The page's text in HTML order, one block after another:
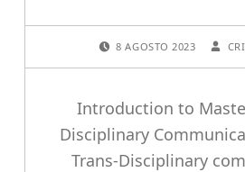
8 AGOSTO 2023
Introduction to
Disciplinary
Trans-Disciplinary